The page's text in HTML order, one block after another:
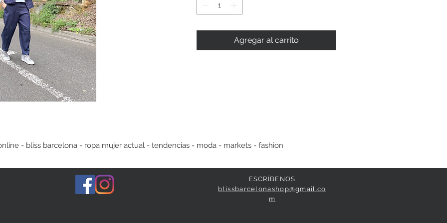
Agregar al carrito
- bliss barcelona - ropa mujer actual - tendencias - moda - markets - fashion
ESCRÍBENOS
blissbarcelonashop@gmail.co
m